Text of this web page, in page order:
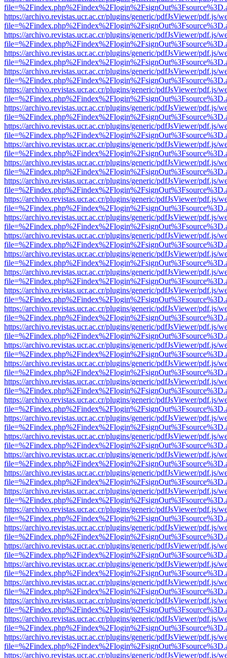
https://archivo.revistas.ucr.ac.cr/plugins/generic/pdfJsViewer/pdf.js/
https://archivo.revistas.ucr.ac.cr/plugins/generic/pdfJsViewer/pdf.js/
https://archivo.revistas.ucr.ac.cr/plugins/generic/pdfJsViewer/pdf.js/
https://archivo.revistas.ucr.ac.cr/plugins/generic/pdfJsViewer/pdf.js/
https://archivo.revistas.ucr.ac.cr/plugins/generic/pdfJsViewer/pdf.js/
https://archivo.revistas.ucr.ac.cr/plugins/generic/pdfJsViewer/pdf.js/
https://archivo.revistas.ucr.ac.cr/plugins/generic/pdfJsViewer/pdf.js/
https://archivo.revistas.ucr.ac.cr/plugins/generic/pdfJsViewer/pdf.js/
https://archivo.revistas.ucr.ac.cr/plugins/generic/pdfJsViewer/pdf.js/
https://archivo.revistas.ucr.ac.cr/plugins/generic/pdfJsViewer/pdf.js/
https://archivo.revistas.ucr.ac.cr/plugins/generic/pdfJsViewer/pdf.js/
https://archivo.revistas.ucr.ac.cr/plugins/generic/pdfJsViewer/pdf.js/
https://archivo.revistas.ucr.ac.cr/plugins/generic/pdfJsViewer/pdf.js/
https://archivo.revistas.ucr.ac.cr/plugins/generic/pdfJsViewer/pdf.js/
https://archivo.revistas.ucr.ac.cr/plugins/generic/pdfJsViewer/pdf.js/
https://archivo.revistas.ucr.ac.cr/plugins/generic/pdfJsViewer/pdf.js/
https://archivo.revistas.ucr.ac.cr/plugins/generic/pdfJsViewer/pdf.js/
https://archivo.revistas.ucr.ac.cr/plugins/generic/pdfJsViewer/pdf.js/
https://archivo.revistas.ucr.ac.cr/plugins/generic/pdfJsViewer/pdf.js/
https://archivo.revistas.ucr.ac.cr/plugins/generic/pdfJsViewer/pdf.js/
https://archivo.revistas.ucr.ac.cr/plugins/generic/pdfJsViewer/pdf.js/
https://archivo.revistas.ucr.ac.cr/plugins/generic/pdfJsViewer/pdf.js/
https://archivo.revistas.ucr.ac.cr/plugins/generic/pdfJsViewer/pdf.js/
https://archivo.revistas.ucr.ac.cr/plugins/generic/pdfJsViewer/pdf.js/
https://archivo.revistas.ucr.ac.cr/plugins/generic/pdfJsViewer/pdf.js/
https://archivo.revistas.ucr.ac.cr/plugins/generic/pdfJsViewer/pdf.js/
https://archivo.revistas.ucr.ac.cr/plugins/generic/pdfJsViewer/pdf.js/
https://archivo.revistas.ucr.ac.cr/plugins/generic/pdfJsViewer/pdf.js/
https://archivo.revistas.ucr.ac.cr/plugins/generic/pdfJsViewer/pdf.js/
https://archivo.revistas.ucr.ac.cr/plugins/generic/pdfJsViewer/pdf.js/
https://archivo.revistas.ucr.ac.cr/plugins/generic/pdfJsViewer/pdf.js/
https://archivo.revistas.ucr.ac.cr/plugins/generic/pdfJsViewer/pdf.js/
https://archivo.revistas.ucr.ac.cr/plugins/generic/pdfJsViewer/pdf.js/
https://archivo.revistas.ucr.ac.cr/plugins/generic/pdfJsViewer/pdf.js/
https://archivo.revistas.ucr.ac.cr/plugins/generic/pdfJsViewer/pdf.js/
https://archivo.revistas.ucr.ac.cr/plugins/generic/pdfJsViewer/pdf.js/